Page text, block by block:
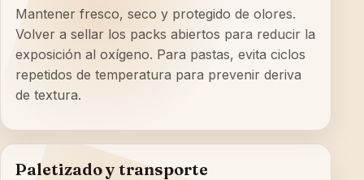
Mantener fresco, seco y protegido de olores.
Volver a sellar los packs abiertos para reducir la
exposición al oxígeno. Para pastas, evita ciclos
repetidos de temperatura para prevenir deriva
de textura.
Paletizado y transporte